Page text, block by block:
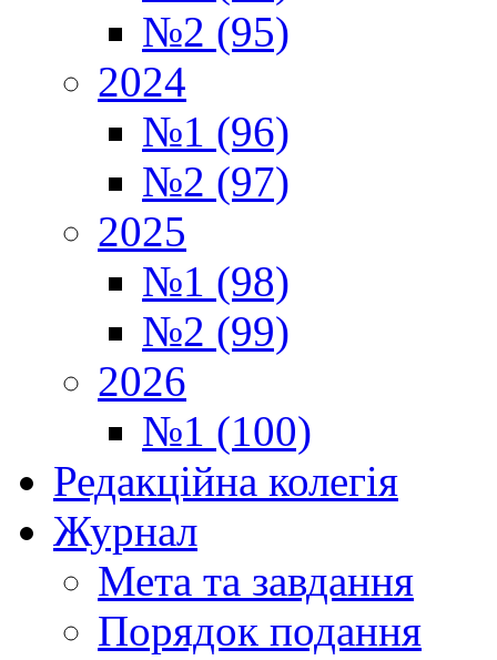
№2 (95)
2024
№1 (96)
№2 (97)
2025
№1 (98)
№2 (99)
2026
№1 (100)
Редакційна колегія
Журнал
Мета та завдання
Порядок подання